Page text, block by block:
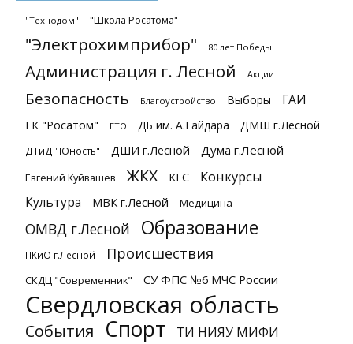
"Технодом" "Школа Росатома"
"Электрохимприбор" 80 лет Победы
Администрация г. Лесной Акции
Безопасность Благоустройство Выборы ГАИ
ГК "Росатом" ГТО ДБ им. А.Гайдара ДМШ г.Лесной
ДТиД "Юность" ДШИ г.Лесной Дума г.Лесной
Евгений Куйвашев ЖКХ КГС Конкурсы
Культура МВК г.Лесной Медицина
ОМВД г.Лесной Образование
ПКиО г.Лесной Происшествия
СКДЦ "Современник" СУ ФПС №6 МЧС России
Свердловская область
События Спорт ТИ НИЯУ МИФИ